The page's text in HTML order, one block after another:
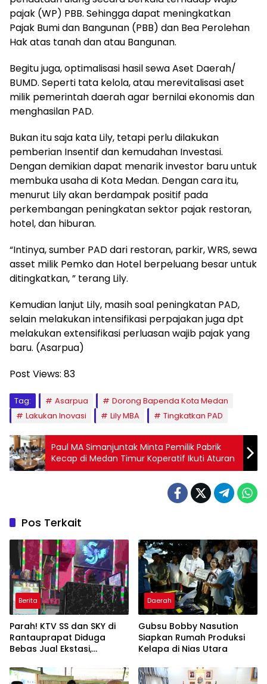
pajak (WP) PBB. Sehingga dapat meningkatkan
Pajak Bumi dan Bangunan (PBB) dan Bea Perolehan
Hak atas tanah dan atau Bangunan.
Begitu juga, optimalisasi hasil sewa Aset Daerah/
BUMD. Seperti tata kelola, atau merevitalisasi aset
milik pemerintah daerah agar bernilai ekonomis dan
menghasilan PAD.
Bukan itu saja kata Lily, tetapi perlu dilakukan
pemberian Insentif dan kemudahan Investasi.
Dengan demikian dapat menarik investor baru untuk
membuka usaha di Kota Medan. Dengan cara itu,
menurut Lily akan berdampak positif pada
perkembangan peningkatan sektor pajak restoran,
hotel, dan hiburan.
“Intinya, sumber PAD dari restoran, parkir, WRS, sewa
asset milik Pemko dan Hotel berpeluang besar untuk
ditingkatkan, ” terang Lily.
Kemudian lanjut Lily, masih soal peningkatan PAD,
selain melakukan intensifikasi perpajakan juga dpt
melakukan extensifikasi perluasan wajib pajak yang
baru. (Asarpua)
Post Views: 83
Tag: Asarpua
Dorong Bapenda Kota Medan
Lakukan Inovasi
Lily MBA Tingkatkan PAD
Paul MA Simanjuntak Minta Pemilik Pabrik
Kecap di Medan Timur Koperatif Ikuti Aturan
Pos Terkait
Berita
Parah! KTV SS dan SKY di
Rantauprapat Diduga
Bebas Jual Ekstasi,
Ribu per Butir
Daerah
Gubsu Bobby Nasution
Siapkan Rumah Produksi
Kelapa di Nias Utara